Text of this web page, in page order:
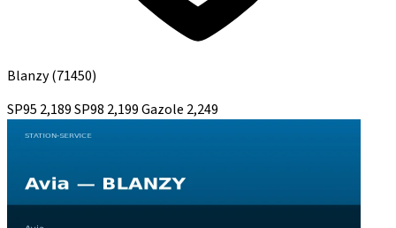
Blanzy(71450)
SP95 2,189SP98 2,199Gazole 2,249